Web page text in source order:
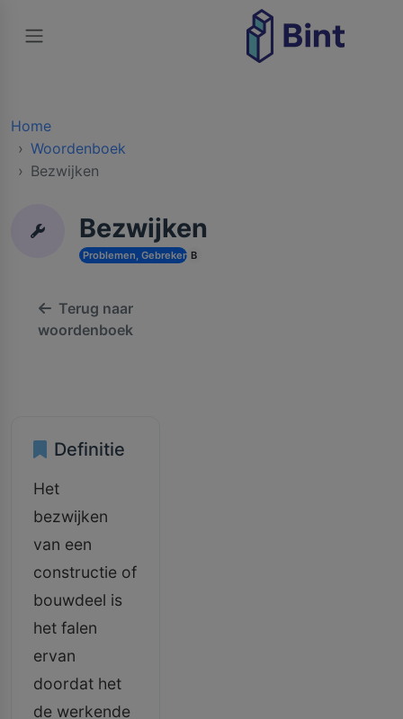
Home
Woordenboek
Bezwijken
Bezwijken
Problemen, Gebreken en Onderhoud
B
Terug naar
woordenboek
Definitie
Het
bezwijken
van een
constructie of
bouwdeel is
het falen
ervan
doordat het
de werkende